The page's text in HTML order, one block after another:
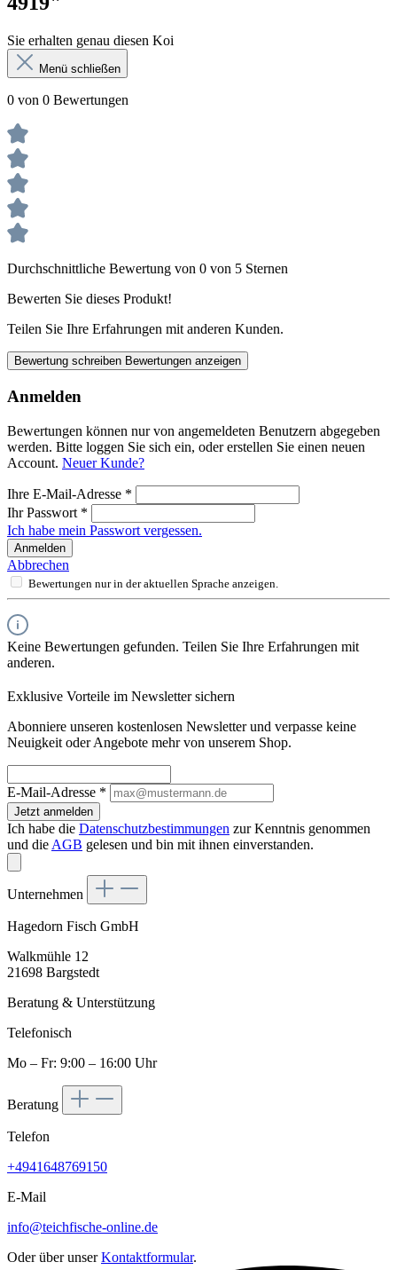
Sie erhalten genau diesen Koi
Menü schließen
0 von 0 Bewertungen
Durchschnittliche Bewertung von 0 von 5 Sternen
Bewerten Sie dieses Produkt!
Teilen Sie Ihre Erfahrungen mit anderen Kunden.
Bewertung schreiben Bewertungen anzeigen
Anmelden
Bewertungen können nur von angemeldeten Benutzern abgegeben
werden. Bitte loggen Sie sich ein, oder erstellen Sie einen neuen
Account. Neuer Kunde?
Ihre E-Mail-Adresse *
Ihr Passwort *
Ich habe mein Passwort vergessen.
Anmelden
Abbrechen
Bewertungen nur in der aktuellen Sprache anzeigen.
Keine Bewertungen gefunden. Teilen Sie Ihre Erfahrungen mit
anderen.
Exklusive Vorteile im Newsletter sichern
Abonniere unseren kostenlosen Newsletter und verpasse keine
Neuigkeit oder Angebote mehr von unserem Shop.
E-Mail-Adresse *
Jetzt anmelden
Ich habe die Datenschutzbestimmungen zur Kenntnis genommen
und die AGB gelesen und bin mit ihnen einverstanden.
Unternehmen
Hagedorn Fisch GmbH
Walkmühle 12
21698 Bargstedt
Beratung & Unterstützung
Telefonisch
Mo – Fr: 9:00 – 16:00 Uhr
Beratung
Telefon
+4941648769150
E-Mail
info@teichfische-online.de
Oder über unserKontaktformular.